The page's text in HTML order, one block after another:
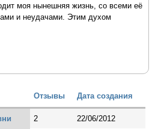
моя нынешняя жизнь, со всеми её
и неудачами. Этим духом
Отзывы Дата создания
2 22/06/2012